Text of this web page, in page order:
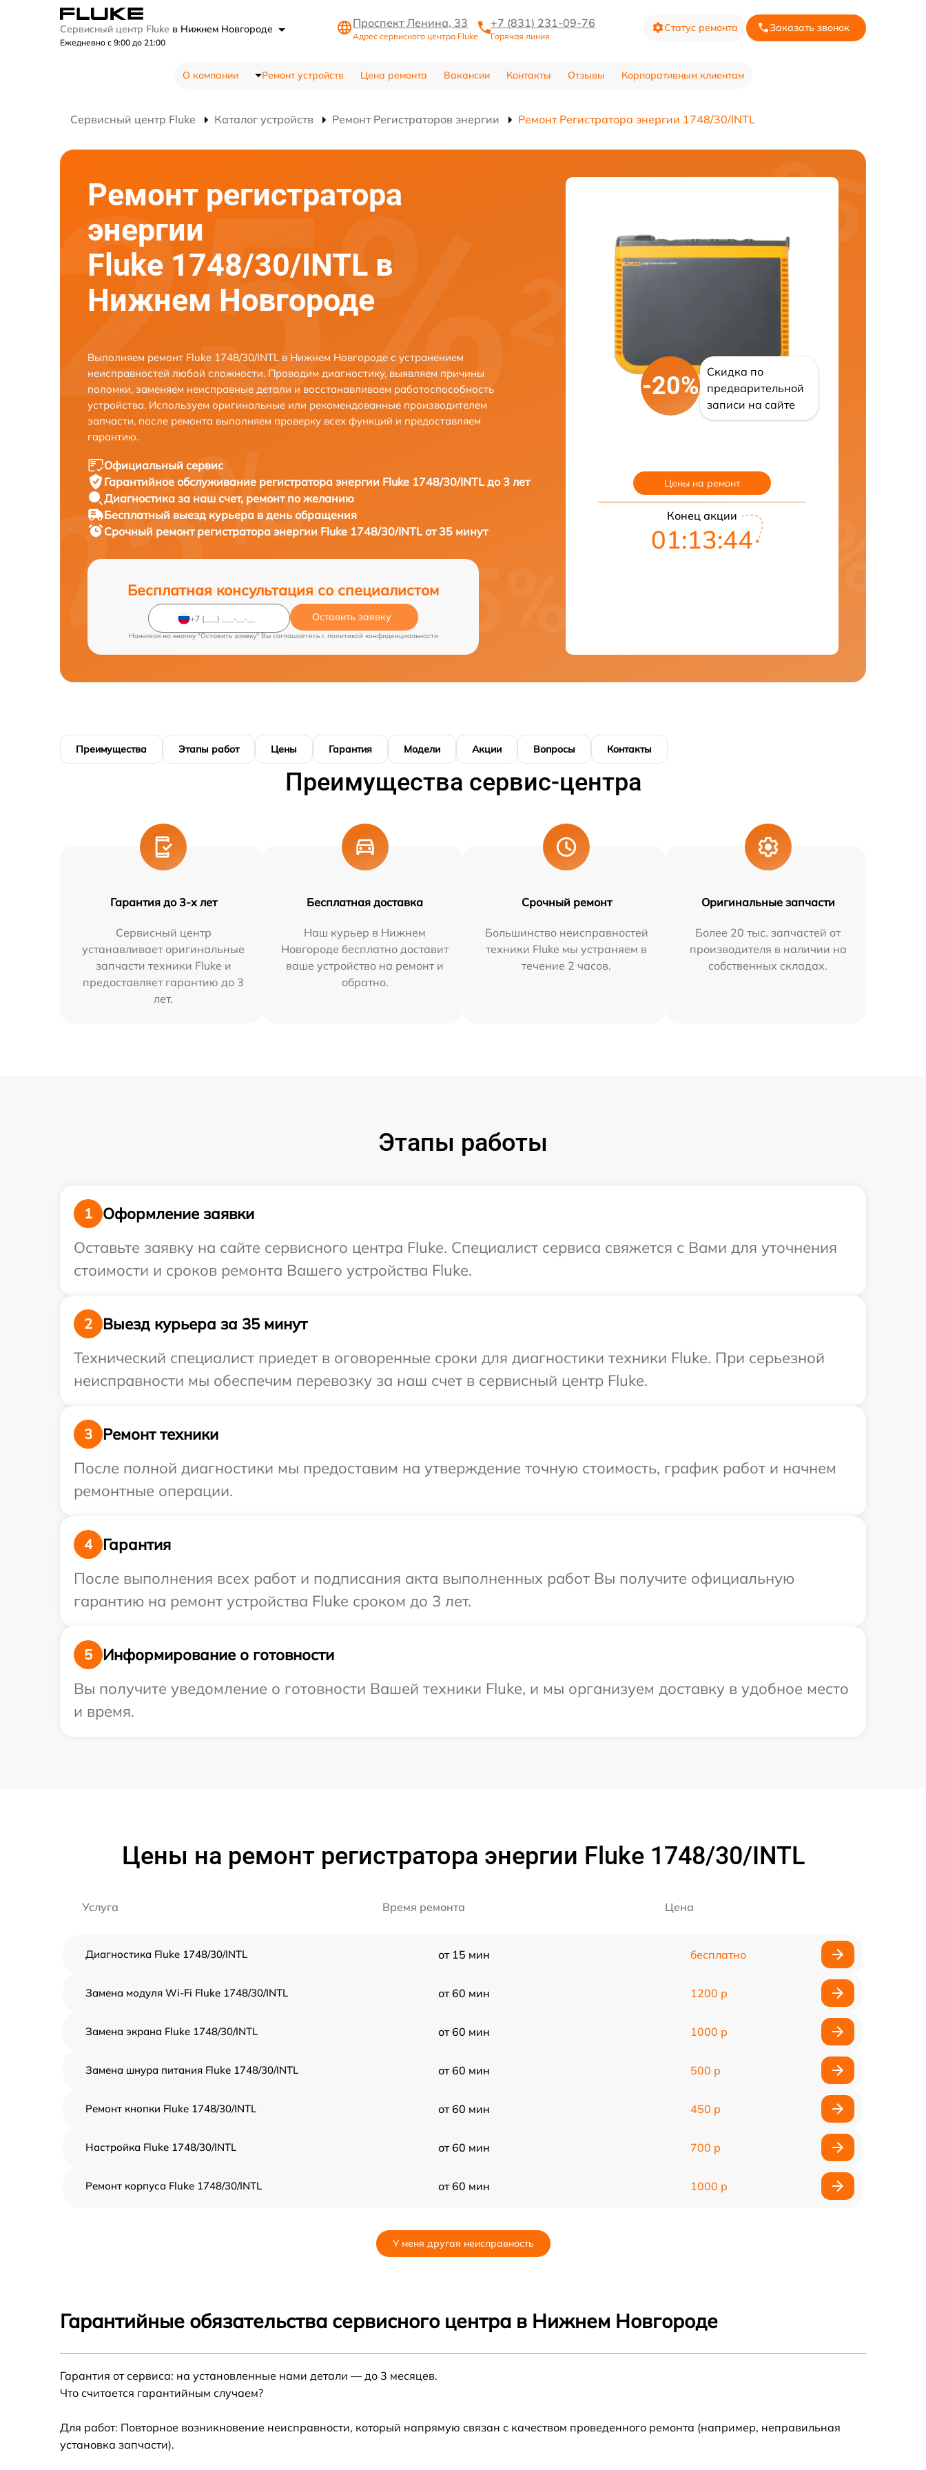
Сервисный центр Fluke в Нижнем Новгороде
Ежедневно с 9:00 до 21:00
Проспект Ленина, 33
Адрес сервисного центра Fluke
+7 (831) 231-09-76
Горячая линия
Статус ремонта Заказать звонок
О компании Ремонт устройств Цена ремонта Вакансии Контакты Отзывы Корпоративным клиентам
Сервисный центр Fluke Каталог устройств Ремонт Регистраторов энергии Ремонт Регистратора энергии 1748/30/INTL
Ремонт регистратора
энергии
Fluke 1748/30/INTL в
Нижнем Новгороде
Выполняем ремонт Fluke 1748/30/INTL в Нижнем Новгороде с устранением
неисправностей любой сложности. Проводим диагностику, выявляем причины
поломки, заменяем неисправные детали и восстанавливаем работоспособность
устройства. Используем оригинальные или рекомендованные производителем
запчасти, после ремонта выполняем проверку всех функций и предоставляем
гарантию.
Официальный сервис
Гарантийное обслуживание регистратора энергии Fluke 1748/30/INTL до 3 лет
Диагностика за наш счет, ремонт по желанию
Бесплатный выезд курьера в день обращения
Срочный ремонт регистратора энергии Fluke 1748/30/INTL от 35 минут
Бесплатная консультация со специалистом
Оставить заявку
Нажимая на кнопку "Оставить заявку" Вы соглашаетесь c политикой конфиденциальности
-20%
Скидка по
предварительной
записи на сайте
Цены на ремонт
Конец акции
01:13:43
Преимущества Этапы работ Цены Гарантия Модели Акции Вопросы Контакты
Преимущества сервис-центра
Гарантия до 3-х лет
Сервисный центр
устанавливает оригинальные
запчасти техники Fluke и
предоставляет гарантию до 3
лет.
Бесплатная доставка
Наш курьер в Нижнем
Новгороде бесплатно доставит
ваше устройство на ремонт и
обратно.
Срочный ремонт
Большинство неисправностей
техники Fluke мы устраняем в
течение 2 часов.
Оригинальные запчасти
Более 20 тыс. запчастей от
производителя в наличии на
собственных складах.
Этапы работы
1
Оформление заявки
Оставьте заявку на сайте сервисного центра Fluke. Специалист сервиса свяжется с Вами для уточнения
стоимости и сроков ремонта Вашего устройства Fluke.
2
Выезд курьера за 35 минут
Технический специалист приедет в оговоренные сроки для диагностики техники Fluke. При серьезной
неисправности мы обеспечим перевозку за наш счет в сервисный центр Fluke.
3
Ремонт техники
После полной диагностики мы предоставим на утверждение точную стоимость, график работ и начнем
ремонтные операции.
4
Гарантия
После выполнения всех работ и подписания акта выполненных работ Вы получите официальную
гарантию на ремонт устройства Fluke сроком до 3 лет.
5
Информирование о готовности
Вы получите уведомление о готовности Вашей техники Fluke, и мы организуем доставку в удобное место
и время.
Цены на ремонт регистратора энергии Fluke 1748/30/INTL
Услуга Время ремонта Цена
Диагностика Fluke 1748/30/INTL от 15 мин бесплатно
Замена модуля Wi-Fi Fluke 1748/30/INTL от 60 мин 1200 р
Замена экрана Fluke 1748/30/INTL от 60 мин 1000 р
Замена шнура питания Fluke 1748/30/INTL от 60 мин 500 р
Ремонт кнопки Fluke 1748/30/INTL от 60 мин 450 р
Настройка Fluke 1748/30/INTL от 60 мин 700 р
Ремонт корпуса Fluke 1748/30/INTL от 60 мин 1000 р
У меня другая неисправность
Гарантийные обязательства сервисного центра в Нижнем Новгороде
Гарантия от сервиса: на установленные нами детали — до 3 месяцев.
Что считается гарантийным случаем?
Для работ: Повторное возникновение неисправности, который напрямую связан с качеством проведенного ремонта (например, неправильная
установка запчасти).